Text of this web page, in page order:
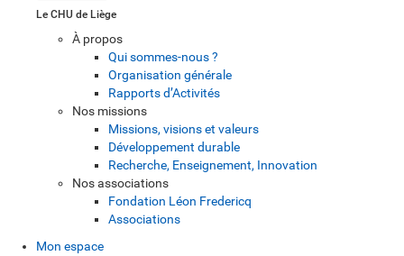
Le CHU de Liège
À propos
Qui sommes-nous ?
Organisation générale
Rapports d’Activités
Nos missions
Missions, visions et valeurs
Développement durable
Recherche, Enseignement, Innovation
Nos associations
Fondation Léon Fredericq
Associations
Mon espace